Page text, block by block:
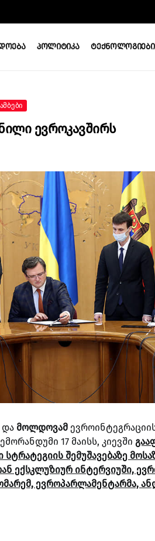
Პოლიტიკა Ტექნოლოგიები
Ევროკავშირს
და მოლდოვამ
17 მაისს, კიევში
შემუშავებაზე
ექსკლუზიურ ინტერვიუში,
ევროპარლამენტარმა,